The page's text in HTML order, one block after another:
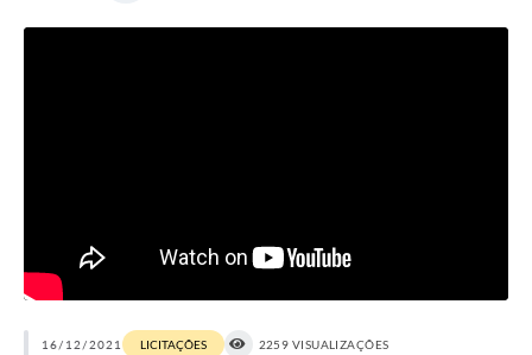
16/12/2021 LICITAÇÕES 2259 VISUALIZAÇÕES